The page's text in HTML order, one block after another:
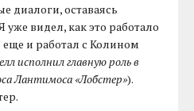
диалоги, оставаясь
видел, как это работало
еще и работал с Колином
исполнил главную роль в
Лантимоса «Лобстер»).